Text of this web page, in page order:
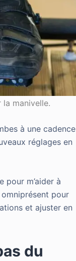
manivelle.
à une cadence
réglages en
pour m’aider à
omniprésent pour
et ajuster en
du